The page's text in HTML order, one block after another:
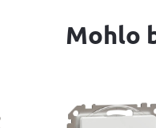
Mohlo